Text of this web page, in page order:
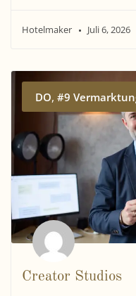
Hotelmaker Juli 6, 2026
DO,#9
Creator Studios